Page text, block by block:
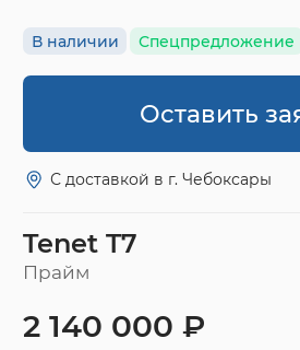
В наличии Спецпредложение
Оставить
С доставкой в г. Чебоксары
Tenet T7
Прайм
2 140 000 ₽